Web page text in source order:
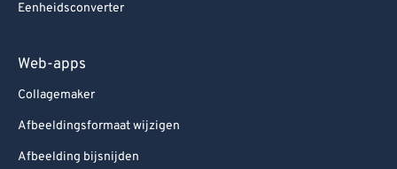
Eenheidsconverter
Web-apps
Collagemaker
Afbeeldingsformaat wijzigen
Afbeelding bijsnijden